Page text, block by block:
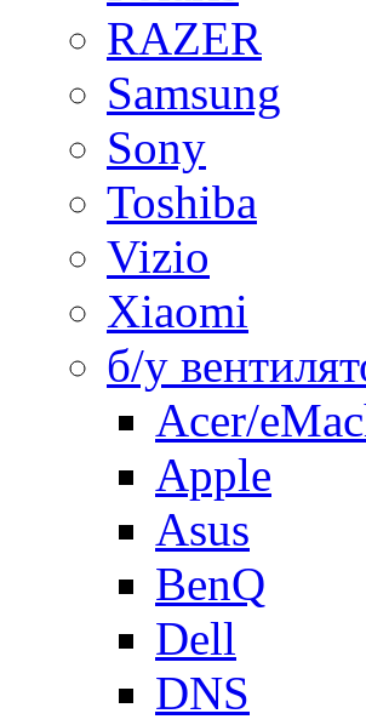
RAZER
Samsung
Sony
Toshiba
Vizio
Xiaomi
б/у
Acer/
Apple
Asus
BenQ
Dell
DNS